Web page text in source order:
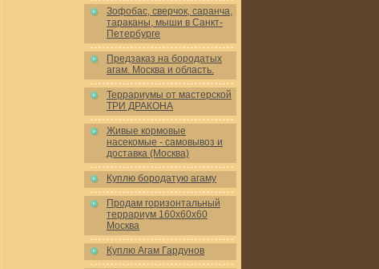
Зофобас, сверчок, саранча,
тараканы, мыши в Санкт-
Петербурге
Предзаказ на бородатых
агам. Москва и область.
Террариумы от мастерской
ТРИ ДРАКОНА
Живые кормовые
насекомые - самовывоз и
доставка (Москва)
Куплю бородатую агаму
Продам горизонтальный
террариум 160x60x60
Москва
Куплю Агам Гардунов